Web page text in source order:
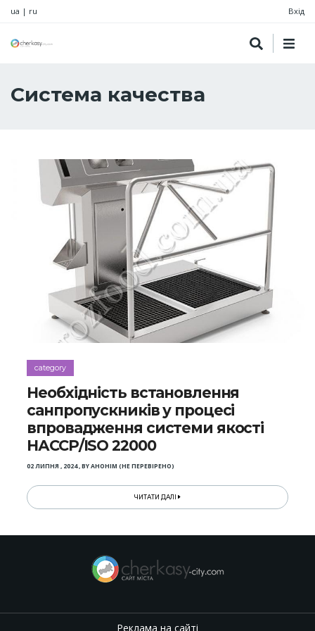
ua | ru Вхід
Система качества
category
Необхідність встановлення
санпропускників у процесі
впровадження системи якості
НАССР/ІSO 22000
02 ЛИПНЯ , 2024,BYАНОНІМ (НЕ ПЕРЕВІРЕНО)
ЧИТАТИ ДАЛІ
Реклама на сайті